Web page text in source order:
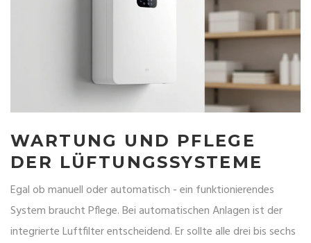
WARTUNG UND PFLEGE
DER LÜFTUNGSSYSTEME
Egal ob manuell oder automatisch - ein funktionierendes
System braucht Pflege. Bei automatischen Anlagen ist der
integrierteLuftfilterentscheidend. Er sollte alle drei bis sechs